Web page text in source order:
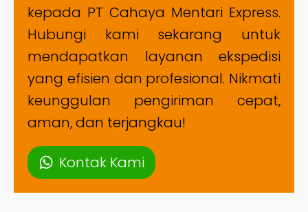
kepada PT Cahaya Mentari Express.
Hubungi kami sekarang untuk
mendapatkan layanan ekspedisi
yang efisien dan profesional. Nikmati
keunggulan pengiriman cepat,
aman, dan terjangkau!
Kontak Kami